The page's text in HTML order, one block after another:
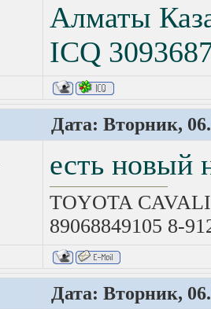
Алматы
ICQ
Дата: Вторник,
есть новый
TOYOTA
89068849105 8-
Дата: Вторник,